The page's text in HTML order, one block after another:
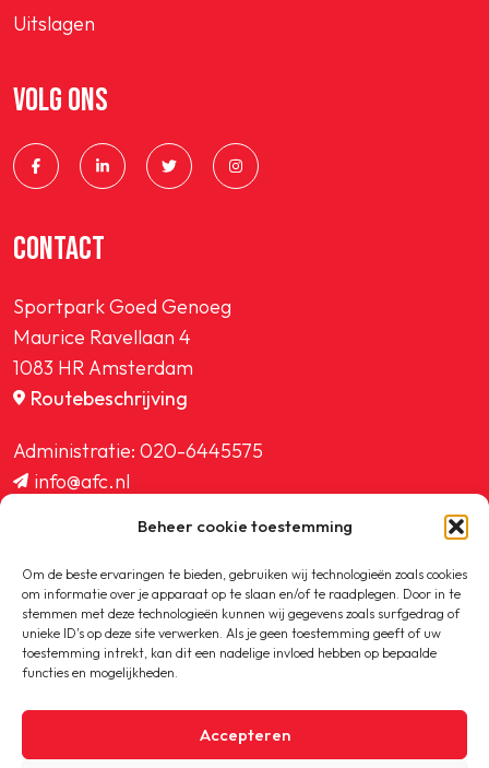
Beheer cookie toestemming
Om de beste ervaringen te bieden, gebruiken wij technologieën zoals cookies
om informatie over je apparaat op te slaan en/of te raadplegen. Door in te
stemmen met deze technologieën kunnen wij gegevens zoals surfgedrag of
unieke ID's op deze site verwerken. Als je geen toestemming geeft of uw
toestemming intrekt, kan dit een nadelige invloed hebben op bepaalde
functies en mogelijkheden.
Accepteren
Uitslagen
VOLG ONS
CONTACT
Sportpark Goed Genoeg
Maurice Ravellaan 4
1083 HR Amsterdam
Routebeschrijving
Administratie: 020-6445575
info@afc.nl
ledenadministratie@afc.nl
Copyright © 2020-2026 AFC